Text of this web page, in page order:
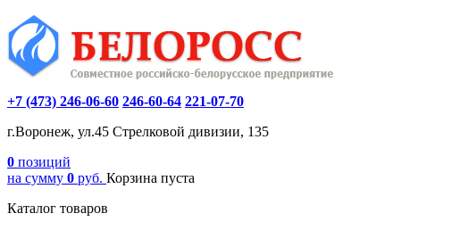
+7 (473) 246-06-60 246-60-64 221-07-70
г.Воронеж, ул.45 Стрелковой дивизии, 135
0 позиций
на сумму 0 руб. Корзина пуста
Каталог товаров